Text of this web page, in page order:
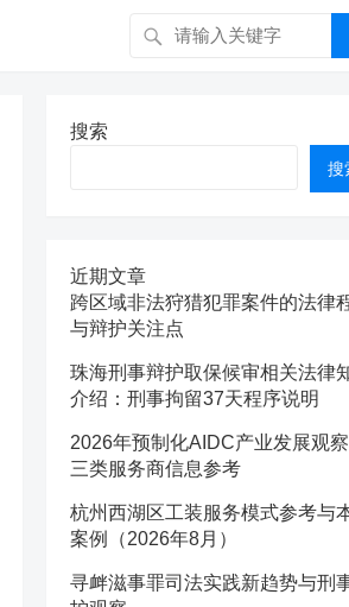
搜索
搜
近期文章
跨区域非法狩猎犯罪案件的法律
与辩护关注点
珠海刑事辩护取保候审相关法律
介绍：刑事拘留37天程序说明
2026年预制化AIDC产业发展观察
三类服务商信息参考
杭州西湖区工装服务模式参考与
案例（2026年8月）
寻衅滋事罪司法实践新趋势与刑